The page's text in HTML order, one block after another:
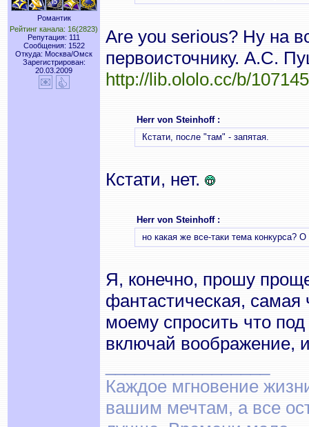
Романтик
Рейтинг канала: 16(2823)
Репутация: 111
Сообщения: 1522
Откуда: Москва/Омск
Зарегистрирован:
20.03.2009
Are you serious? Ну на
первоисточнику. А.С.
http://lib.ololo.cc/b/
Herr von Steinhoff :
Кстати, после "там" - запятая.
Кстати, нет.
Herr von Steinhoff :
но какая же все-таки тема конкурса?
Я, конечно, прошу
фантастическая,
моему спросить что
включай воображение,
Каждое мгновение
вашим мечтам, а все